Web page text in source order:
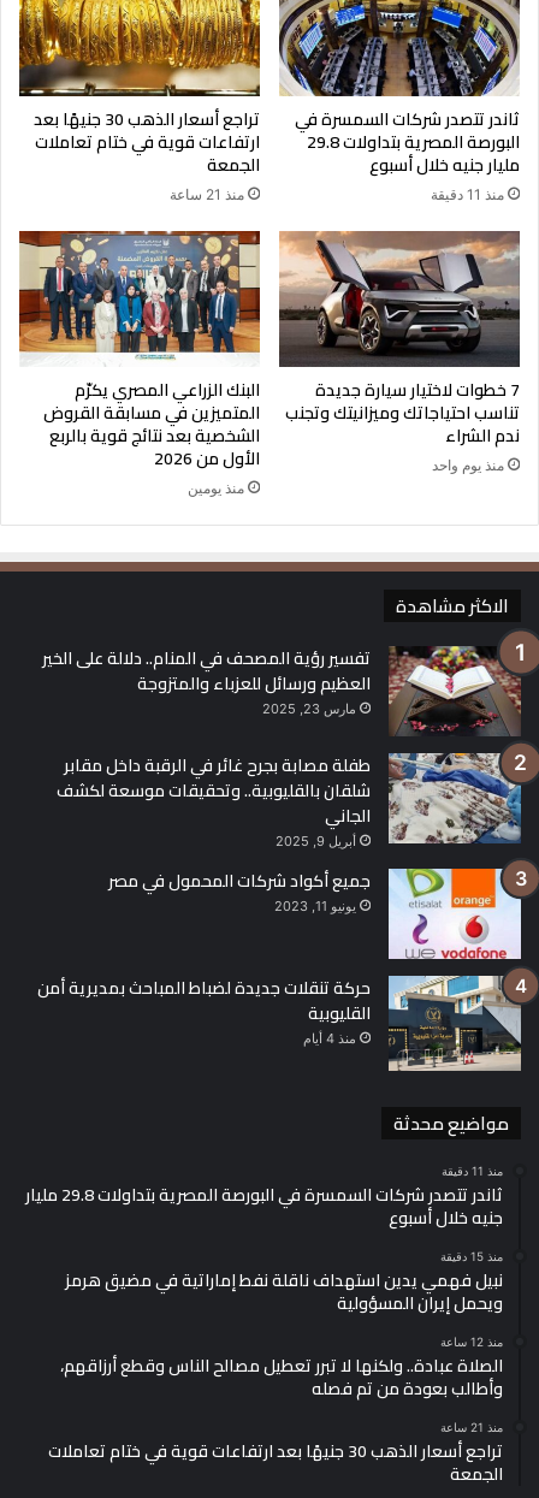
ثاندر تتصدر شركات السمسرة في
البورصة المصرية بتداولات 29.8
مليار جنيه خلال أسبوع
منذ 11 دقيقة
تراجع أسعار الذهب 30 جنيهًا بعد
ارتفاعات قوية في ختام تعاملات
الجمعة
منذ 21 ساعة
7 خطوات لاختيار سيارة جديدة
تناسب احتياجاتك وميزانيتك وتجنب
ندم الشراء
منذ يوم واحد
البنك الزراعي المصري يكرّم
المتميزين في مسابقة القروض
الشخصية بعد نتائج قوية بالربع
الأول من 2026
منذ يومين
الاكثر مشاهدة
تفسير رؤية المصحف في المنام.. دلالة على الخير
العظيم ورسائل للعزباء والمتزوجة
مارس 23, 2025
طفلة مصابة بجرح غائر في الرقبة داخل مقابر
شلقان بالقليوبية.. وتحقيقات موسعة لكشف
الجاني
أبريل 9, 2025
جميع أكواد شركات المحمول في مصر
يونيو 11, 2023
حركة تنقلات جديدة لضباط المباحث بمديرية أمن
القليوبية
منذ 4 أيام
مواضيع محدثة
منذ 11 دقيقة
ثاندر تتصدر شركات السمسرة في البورصة المصرية بتداولات 29.8 مليار
جنيه خلال أسبوع
منذ 15 دقيقة
نبيل فهمي يدين استهداف ناقلة نفط إماراتية في مضيق هرمز
ويحمل إيران المسؤولية
منذ 12 ساعة
الصلاة عبادة.. ولكنها لا تبرر تعطيل مصالح الناس وقطع أرزاقهم،
وأطالب بعودة من تم فصله
منذ 21 ساعة
تراجع أسعار الذهب 30 جنيهًا بعد ارتفاعات قوية في ختام تعاملات
الجمعة